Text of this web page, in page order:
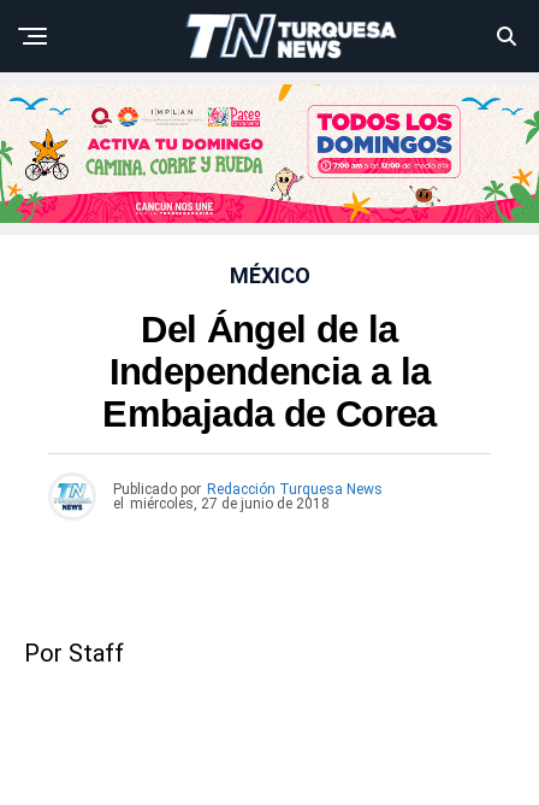
MÉXICO
Del Ángel de la
Independencia a la
Embajada de Corea
Publicado por Redacción Turquesa News
el
miércoles, 27 de junio de 2018
Por Staff